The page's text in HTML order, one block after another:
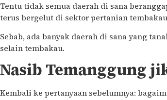
Tentu tidak semua daerah di sana
terus bergelut di sektor pertanian
Sebab, ada banyak daerah di sana yang
selain tembakau.
Nasib Temanggung
Kembali ke pertanyaan sebelumnya: